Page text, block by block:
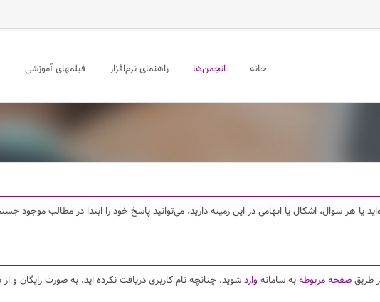
خانه انجمن‌ها راهنمای نرم‌افزار فیلمهای آموزشی
یا هر سوال، اشکال یا ابهامی در این زمینه دارید، می‌توانید پاسخ خود را ابتدا در مطالب موجود
طریقصفحه مربوطهبه سامانه واردشوید. چنانچه نام کاربری دریافت نکرده اید، به صورت رایگان و